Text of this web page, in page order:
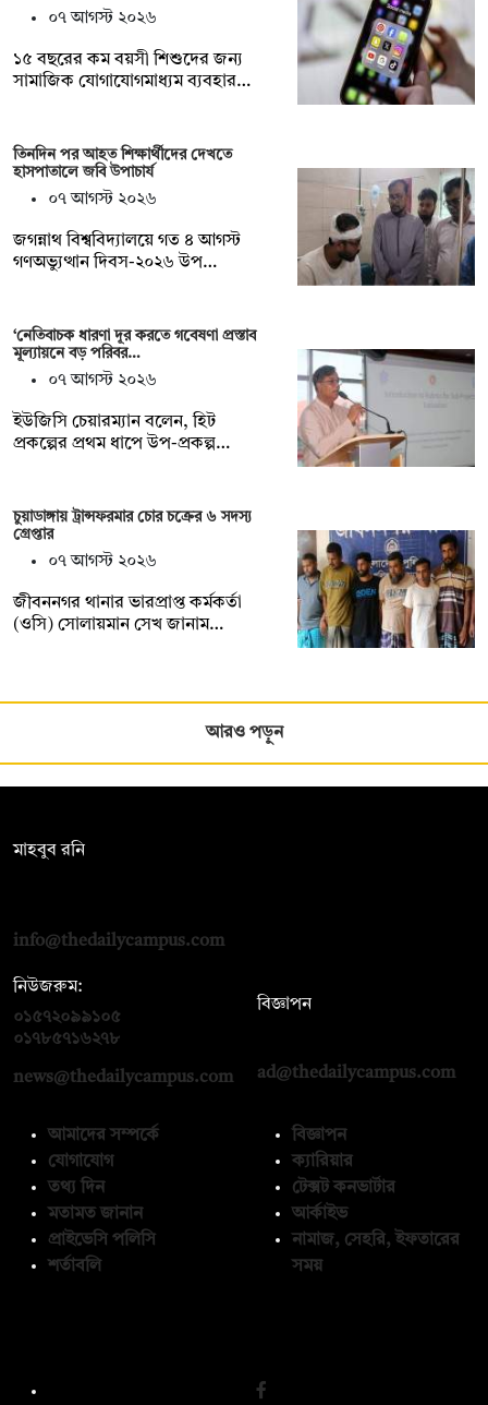
০৭ আগস্ট ২০২৬
১৫ বছরের কম বয়সী শিশুদের জন্য
সামাজিক যোগাযোগমাধ্যম ব্যবহার…
তিনদিন পর আহত শিক্ষার্থীদের দেখতে
হাসপাতালে জবি উপাচার্য
০৭ আগস্ট ২০২৬
জগন্নাথ বিশ্ববিদ্যালয়ে গত ৪ আগস্ট
গণঅভ্যুত্থান দিবস-২০২৬ উপ…
‘নেতিবাচক ধারণা দূর করতে গবেষণা প্রস্তাব
মূল্যায়নে বড় পরিবর…
০৭ আগস্ট ২০২৬
ইউজিসি চেয়ারম্যান বলেন, হিট
প্রকল্পের প্রথম ধাপে উপ-প্রকল্প…
চুয়াডাঙ্গায় ট্রান্সফরমার চোর চক্রের ৬ সদস্য
গ্রেপ্তার
০৭ আগস্ট ২০২৬
জীবননগর থানার ভারপ্রাপ্ত কর্মকর্তা
(ওসি) সোলায়মান সেখ জানাম…
আরও পড়ুন
মাহবুব রনি
info@thedailycampus.com
নিউজরুম:
০১৫৭২০৯৯১০৫
০১৭৮৫৭১৬২৭৮
news@thedailycampus.com
বিজ্ঞাপন
ad@thedailycampus.com
আমাদের সম্পর্কে
যোগাযোগ
তথ্য দিন
মতামত জানান
প্রাইভেসি পলিসি
শর্তাবলি
বিজ্ঞাপন
ক্যারিয়ার
টেক্সট কনভার্টার
আর্কাইভ
নামাজ, সেহরি, ইফতারের
সময়